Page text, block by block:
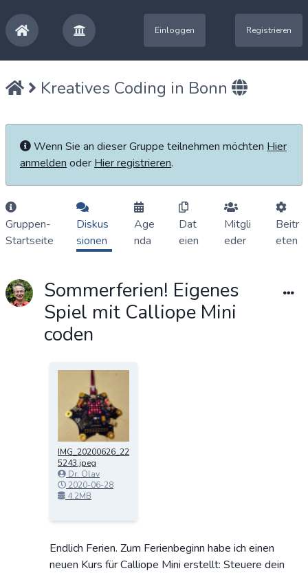
Einloggen Registrieren
Kreatives Coding in Bonn
Wenn Sie an dieser Gruppe teilnehmen möchten Hier
anmelden oder Hier registrieren.
Gruppen-
Startseite
Diskus
sionen
Age
nda
Dat
eien
Mitgli
eder
Beitr
eten
Sommerferien! Eigenes
Spiel mit Calliope Mini
coden
IMG_20200626_22
5243.jpeg
Dr. Olav
Schettler
2020-06-28
13:57:15
4.2MB
Endlich Ferien. Zum Ferienbeginn habe ich einen
neuen Kurs für Calliope Mini erstellt: Steuere dein